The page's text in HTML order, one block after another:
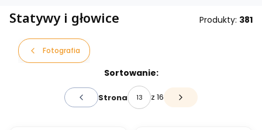
Statywy i głowice Produkty: 381
Fotografia
Sortowanie:
Poprzednie produkty
Strona z 16 Następne produkty